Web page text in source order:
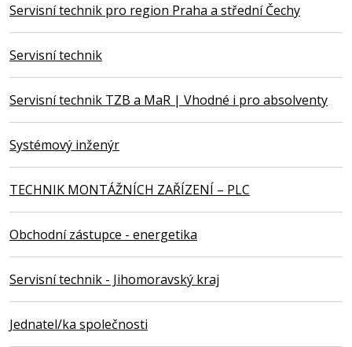
Servisní technik pro region Praha a střední Čechy
Servisní technik
Servisní technik TZB a MaR | Vhodné i pro absolventy
Systémový inženýr
TECHNIK MONTÁŽNÍCH ZAŘÍZENÍ – PLC
Obchodní zástupce - energetika
Servisní technik - Jihomoravský kraj
Jednatel/ka společnosti